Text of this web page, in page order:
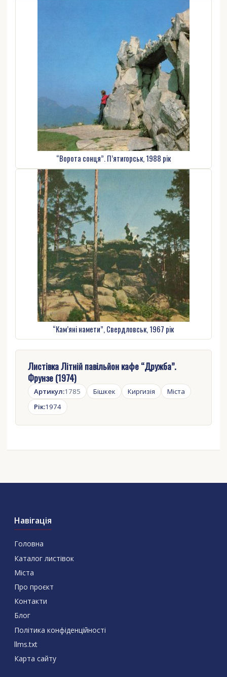
Листівка Літній павільйон кафе “Дружба”.
Фрунзе (1974)
Артикул:1785 Бішкек Киргизія
Міста
Рік:1974
“Ворота сонця”. П’ятигорськ, 1988 рік
“Кам’яні намети”, Свердловськ, 1967 рік
Навігація
Головна
Каталог листівок
Міста
Про проєкт
Контакти
Блог
Політика конфіденційності
llms.txt
Карта сайту